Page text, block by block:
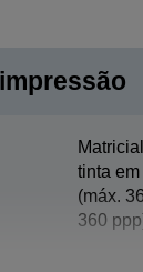
tinta
(máx.
360